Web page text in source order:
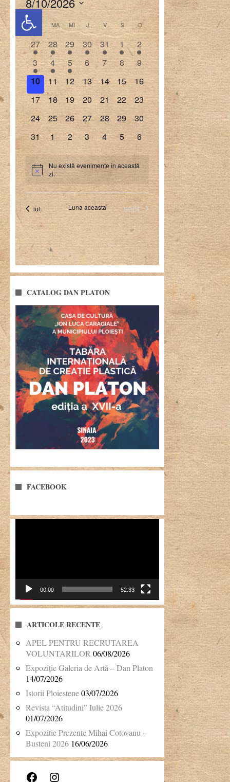
CATALOG DAN PLATON
FACEBOOK
00:00 52:33
ARTICOLE RECENTE
APEL PENTRU RECRUTAREA
VOLUNTARILOR06/08/2026
Expoziție Galeria de Artă – Dan Platon
14/07/2026
Istorii Ploiestene03/07/2026
Revista “Atitudini” Iulie 2026
01/07/2026
Expozitie Prezente Mihai Cotovanu –
Busteni 2026 16/06/2026
Facebook Instagram